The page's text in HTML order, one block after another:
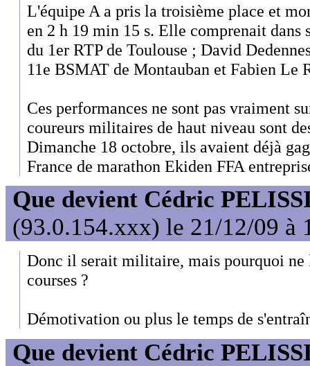
L'équipe A a pris la troisième place et
en 2 h 19 min 15 s. Elle comprenait dans
du 1er RTP de Toulouse ; David
11e BSMAT de Montauban et Fabien Le
Ces performances ne sont pas vraiment
coureurs militaires de haut niveau sont
Dimanche 18 octobre, ils avaient déjà
France de marathon Ekiden FFA
Que devient Cédric
(93.0.154.xxx) le 21/12/09 à
Donc il serait militaire, mais pourquoi ne
courses ?
Démotivation ou plus le temps de
Que devient Cédric